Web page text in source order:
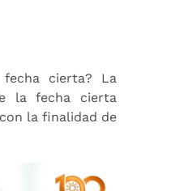
fecha cierta? La
la fecha cierta
la finalidad de